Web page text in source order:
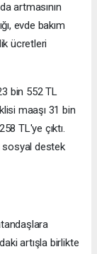
artmasının
evde bakım
ücretleri
bin 552 TL
maaşı 31 bin
TL'ye çıktı.
sosyal destek
artışla birlikte